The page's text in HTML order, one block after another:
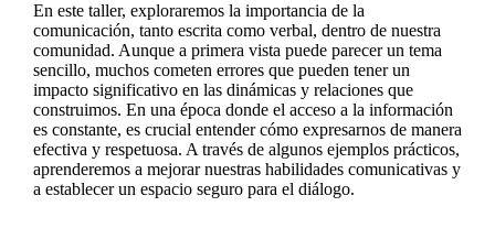
En este taller, exploraremos la importancia de la
comunicación, tanto escrita como verbal, dentro de nuestra
comunidad. Aunque a primera vista puede parecer un tema
sencillo, muchos cometen errores que pueden tener un
impacto significativo en las dinámicas y relaciones que
construimos. En una época donde el acceso a la información
es constante, es crucial entender cómo expresarnos de manera
efectiva y respetuosa. A través de algunos ejemplos prácticos,
aprenderemos a mejorar nuestras habilidades comunicativas y
a establecer un espacio seguro para el diálogo.